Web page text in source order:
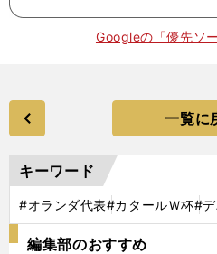
Googleの「優先ソ
一覧に
キーワード
#オランダ代表#カタールＷ杯#
編集部のおすすめ